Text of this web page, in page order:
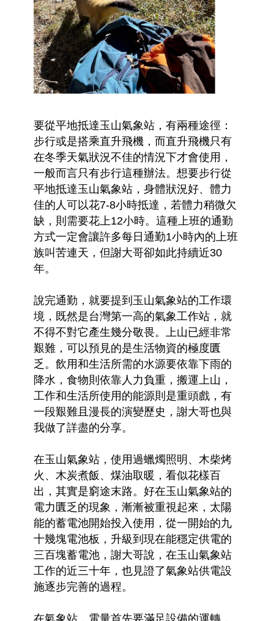
要從平地抵達玉山氣象站，有兩種途徑：
步行或是搭乘直升飛機，而直升飛機只有
在冬季天氣狀況不佳的情況下才會使用，
一般而言只有步行這種辦法。想要步行從
平地抵達玉山氣象站，身體狀況好、體力
佳的人可以花7-8小時抵達，若體力稍微欠
缺，則需要花上12小時。這種上班的通勤
方式一定會讓許多每日通勤1小時內的上班
族叫苦連天，但謝大哥卻如此持續近30
年。
說完通勤，就要提到玉山氣象站的工作環
境，既然是台灣第一高的氣象工作站，就
不得不對它產生幾分敬畏。上山已經非常
艱難，可以預見的是生活物資的極度匱
乏。飲用和生活所需的水源要依靠下雨的
降水，食物則依靠人力負重，搬運上山，
工作和生活所使用的能源則是重頭戲，有
一段艱難且漫長的演變歷史，謝大哥也與
我做了詳盡的分享。
在玉山氣象站，使用過蠟燭照明、木柴烤
火、木炭煮飯、煤油取暖，看似花樣百
出，其實是窮途末路。好在玉山氣象站的
電力匱乏的現象，漸漸被重視起來，太陽
能的蓄電池開始投入使用，從一開始的九
十幾塊電池板，升級到現在能穩定供電的
三百塊蓄電池，謝大哥說，在玉山氣象站
工作的近三十年，也見證了氣象站供電設
施逐步完善的過程。
在氣象站，電量首先要滿足設備的運轉，